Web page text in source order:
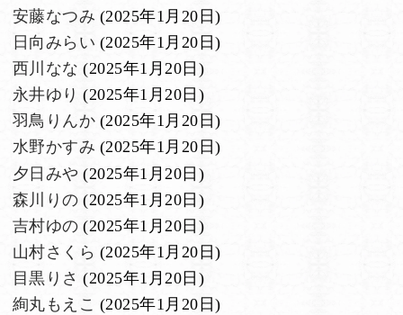
安藤なつみ (2025年1月20日)
日向みらい (2025年1月20日)
西川なな (2025年1月20日)
永井ゆり (2025年1月20日)
羽鳥りんか (2025年1月20日)
水野かすみ (2025年1月20日)
夕日みや (2025年1月20日)
森川りの (2025年1月20日)
吉村ゆの (2025年1月20日)
山村さくら (2025年1月20日)
目黒りさ (2025年1月20日)
絢丸もえこ (2025年1月20日)